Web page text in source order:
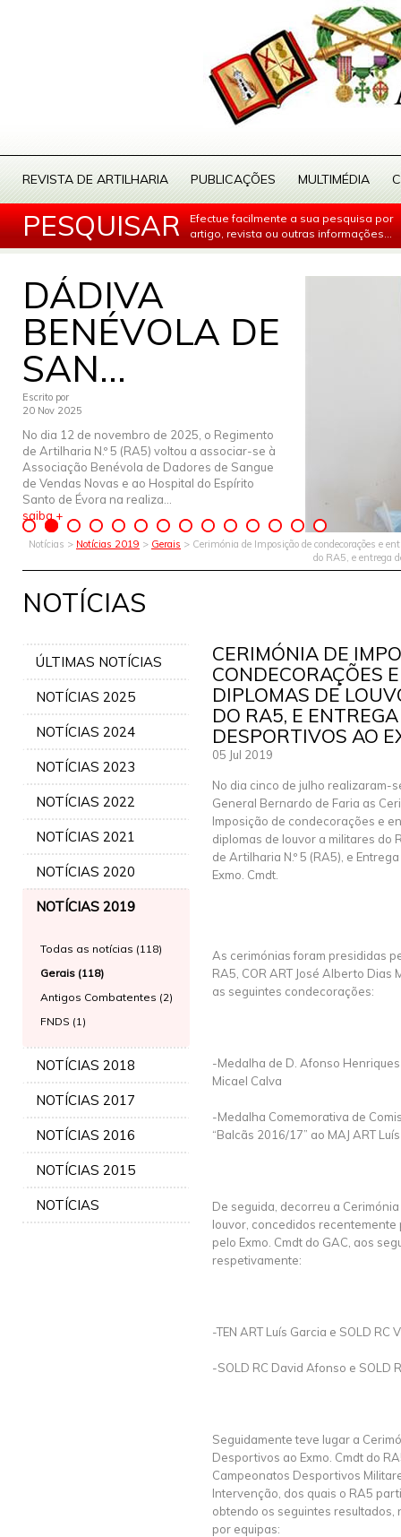
REVISTA DE ARTILHARIA PUBLICAÇÕES MULTIMÉDIA
PESQUISAR
Efectue facilmente a sua pesquisa por
artigo, revista ou outras informações...
DÁDIVA
BENÉVOLA DE
SAN...
Escrito por
20 Nov 2025
No dia 12 de novembro de 2025, o Regimento
de Artilharia N.º 5 (RA5) voltou a associar-se à
Associação Benévola de Dadores de Sangue
de Vendas Novas e ao Hospital do Espírito
Santo de Évora na realiza...
saiba +
Notícias > Notícias 2019 > Gerais > Cerimónia de Imposição de condecorações e
do RA5, e entrega
NOTÍCIAS
ÚLTIMAS NOTÍCIAS
NOTÍCIAS 2025
NOTÍCIAS 2024
NOTÍCIAS 2023
NOTÍCIAS 2022
NOTÍCIAS 2021
NOTÍCIAS 2020
NOTÍCIAS 2019
Todas as notícias (118)
Gerais (118)
Antigos Combatentes (2)
FNDS (1)
NOTÍCIAS 2018
NOTÍCIAS 2017
NOTÍCIAS 2016
NOTÍCIAS 2015
NOTÍCIAS
CERIMÓNIA DE
CONDECORAÇÕES
DIPLOMAS DE
DO RA5, E
DESPORTIVOS AO
05 Jul 2019
No dia cinco de julho realizaram-
General Bernardo de Faria as
Imposição de condecorações e
diplomas de louvor a militares do
de Artilharia N.º 5 (RA5), e
Exmo. Cmdt.
As cerimónias foram presididas
RA5, COR ART José Alberto
as seguintes condecorações:
-Medalha de D. Afonso
Micael Calva
-Medalha Comemorativa de
“Balcãs 2016/17” ao MAJ ART
De seguida, decorreu a
louvor, concedidos recentemente
pelo Exmo. Cmdt do GAC, aos
respetivamente:
-TEN ART Luís Garcia e SOLD RC
-SOLD RC David Afonso e SOLD
Seguidamente teve lugar a
Desportivos ao Exmo. Cmdt do
Campeonatos Desportivos
Intervenção, dos quais o RA5
obtendo os seguintes
por equipas: